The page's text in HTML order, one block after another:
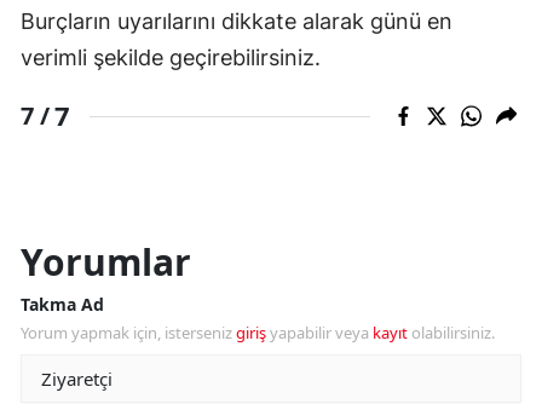
Burçların uyarılarını dikkate alarak günü en
verimli şekilde geçirebilirsiniz.
7 /7
Yorumlar
Takma Ad
Yorum yapmak için, istersenizgirişyapabilir veya kayıt olabilirsiniz.